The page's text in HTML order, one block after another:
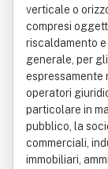
verticale o
compresi
riscaldamento
generale, per
operatori
particolare in
pubblico, la
commerciali,
immobiliari,